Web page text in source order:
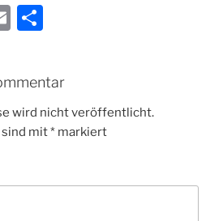
E
l
le
n
wird nicht veröffentlicht.
mit* markiert